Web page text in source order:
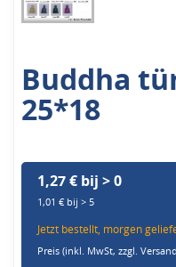
Buddha
25*18
1,27 € bij > 0
1,01 € bij > 5
Jetzt bestellt, morgen
Preis (inkl. MwSt,zzgl.